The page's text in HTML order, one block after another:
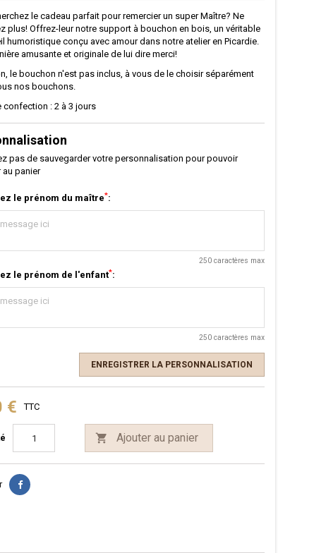
le cadeau parfait pour remercier un super Maître? Ne
plus! Offrez-leur notre support à bouchon en bois, un véritable
humoristique conçu avec amour dans notre atelier en Picardie.
amusante et originale de lui dire merci!
le bouchon n'est pas inclus, à vous de le choisir séparément
nos bouchons.
confection : 2 à 3 jours
pas de sauvegarder votre personnalisation pour pouvoir
au panier
le prénom du maître*:
250 caractères max
le prénom de l'enfant*:
250 caractères max
ENREGISTRER LA PERSONNALISATION
€ TTC
 Ajouter au panier